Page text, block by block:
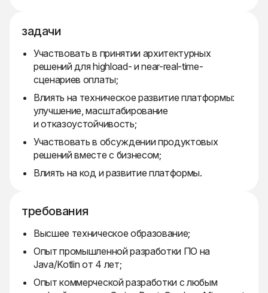
задачи
Участвовать в принятии архитектурных
решений для highload- и near-real-time-
сценариев оплаты;
Влиять на техническое развитие платформы:
улучшение, масштабирование
и отказоустойчивость;
Участвовать в обсуждении продуктовых
решений вместе с бизнесом;
Влиять на код и развитие платформы.
требования
Высшее техническое образование;
Опыт промышленной разработки ПО на
Java/Kotlin от 4 лет;
Опыт коммерческой разработки с любым